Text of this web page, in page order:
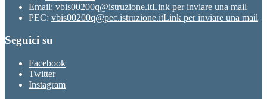
Email: vbis00200q@istruzione.itLink per inviare una mail
PEC: vbis00200q@pec.istruzione.itLink per inviare una mail
Seguici su
Facebook
Twitter
Instagram